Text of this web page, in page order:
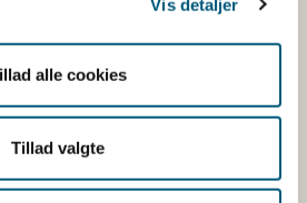
Vis detaljer
alle cookies
Tillad valgte15 mg/kg